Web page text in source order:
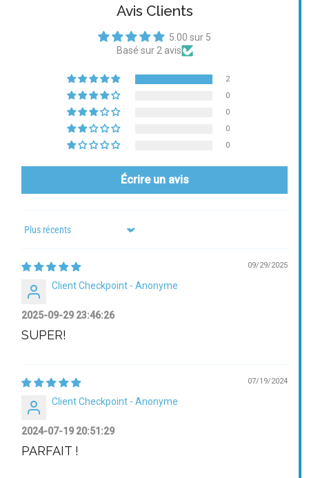
Avis Clients
5.00 sur 5
Basé sur 2 avis
2
0
0
0
0
Écrire un avis
Sort by
09/29/2025
Client Checkpoint - Anonyme
2025-09-29 23:46:26
SUPER!
07/19/2024
Client Checkpoint - Anonyme
2024-07-19 20:51:29
PARFAIT !